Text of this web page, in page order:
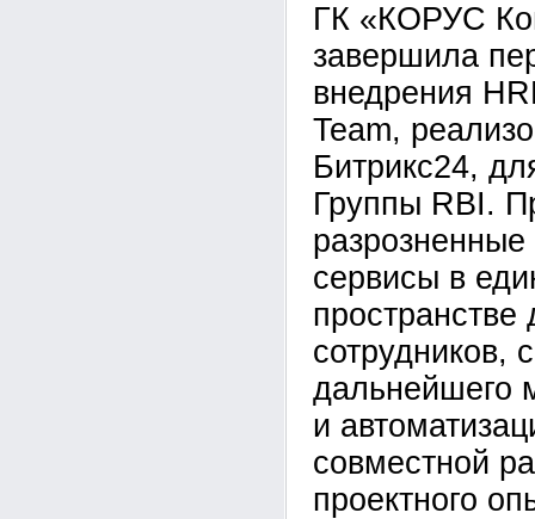
ГК «КОРУС
завершила
внедрения
Team,
Битрикс24,
Группы RBI.
сервисы в
пространстве
сотрудников,
дальнейшего
и
совместной
проектного